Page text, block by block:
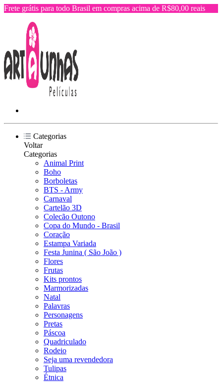
Frete grátis para todo Brasil em compras acima de R$80,00 reais
Categorias
Voltar
Categorias
Animal Print
Boho
Borboletas
BTS - Army
Carnaval
Cartelão 3D
Colecão Outono
Copa do Mundo - Brasil
Coração
Estampa Variada
Festa Junina ( São João )
Flores
Frutas
Kits prontos
Marmorizadas
Natal
Palavras
Personagens
Pretas
Páscoa
Quadriculado
Rodeio
Seja uma revendedora
Tulipas
Étnica